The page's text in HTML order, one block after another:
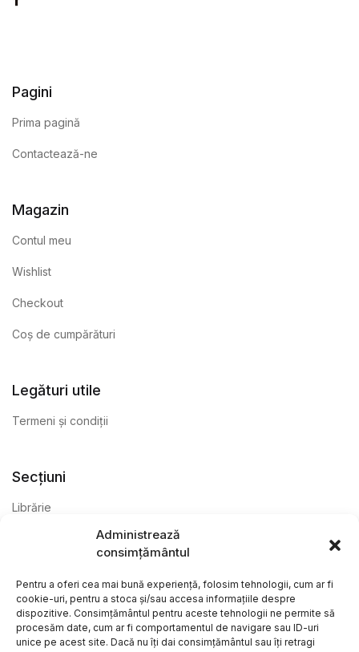
Administrează
consimțământul
Pentru a oferi cea mai bună experiență, folosim tehnologii, cum ar fi
cookie-uri, pentru a stoca și/sau accesa informațiile despre
dispozitive. Consimțământul pentru aceste tehnologii ne permite să
procesăm date, cum ar fi comportamentul de navigare sau ID-uri
unice pe acest site. Dacă nu îți dai consimțământul sau îți retragi
Pagini
Prima pagină
Contactează-ne
Magazin
Contul meu
Wishlist
Checkout
Coș de cumpărături
Legături utile
Termeni și condiții
Secțiuni
Librărie